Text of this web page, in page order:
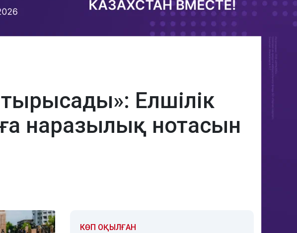
тырысады»: Елшілік
наразылық нотасын
КӨП ОҚЫЛҒАН